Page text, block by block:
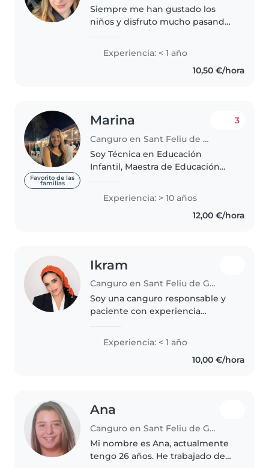
Siempre me han gustado los
niños y disfruto mucho pasando
pequeña he cuidado de mis
hermanos y, a lo largo de mi
vida, también he tenido la
Experiencia: < 1 año
10,50 €/hora
Favorito de las
familias
Marina
Canguro en Sant Feliu de Guíxols
3
Soy Técnica en Educación
Infantil, Maestra de Educación
Llevo más de 10 años ejerciendo
como monitora de ocio y
Experiencia: > 10 años
12,00 €/hora
Ikram
Canguro en Sant Feliu de Guíxols
Soy una canguro responsable y
paciente con experiencia
encanta leer, dibujar y hacer
manualidades con ellos. Hablo
español y francés fluido. Estoy
Experiencia: < 1 año
10,00 €/hora
Ana
Canguro en Sant Feliu de Guíxols
Mi nombre es Ana, actualmente
tengo 26 años. He trabajado de